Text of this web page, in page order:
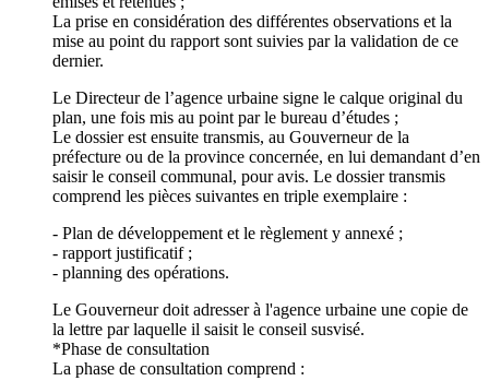
La prise en considération des différentes observations et la
mise au point du rapport sont suivies par la validation de ce
dernier.
Le Directeur de l’agence urbaine signe le calque original du
plan, une fois mis au point par le bureau d’études ;
Le dossier est ensuite transmis, au Gouverneur de la
préfecture ou de la province concernée, en lui demandant d’en
saisir le conseil communal, pour avis. Le dossier transmis
comprend les pièces suivantes en triple exemplaire :
- Plan de développement et le règlement y annexé ;
- rapport justificatif ;
- planning des opérations.
Le Gouverneur doit adresser à l'agence urbaine une copie de
la lettre par laquelle il saisit le conseil susvisé.
*Phase de consultation
La phase de consultation comprend :